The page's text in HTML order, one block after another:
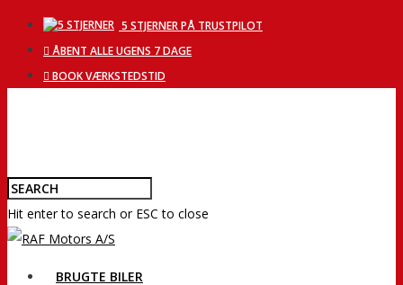
5 STJERNER PÅ TRUSTPILOT
ÅBENT ALLE UGENS 7 DAGE
BOOK VÆRKSTEDSTID
Hit enter to search or ESC to close
BRUGTE BILER